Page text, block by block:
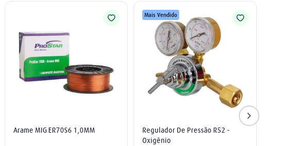
Arame MIG ER70S6 1,0MM
Mais Vendido
Regulador De Pressão R52 -
Oxigênio